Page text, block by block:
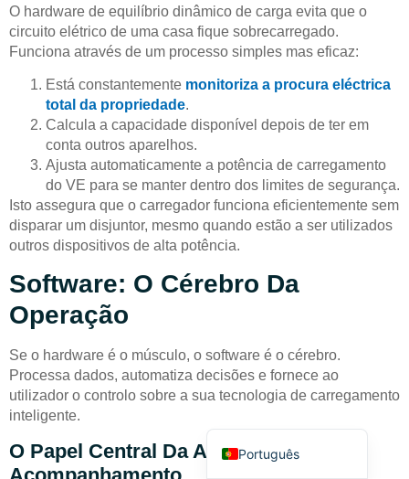
O hardware de equilíbrio dinâmico de carga evita que o
circuito elétrico de uma casa fique sobrecarregado.
Funciona através de um processo simples mas eficaz:
Está constantemente monitoriza a procura eléctrica
total da propriedade.
Calcula a capacidade disponível depois de ter em
conta outros aparelhos.
Ajusta automaticamente a potência de carregamento
do VE para se manter dentro dos limites de segurança.
Isto assegura que o carregador funciona eficientemente sem
disparar um disjuntor, mesmo quando estão a ser utilizados
outros dispositivos de alta potência.
Software: O Cérebro Da
Operação
Se o hardware é o músculo, o software é o cérebro.
Processa dados, automatiza decisões e fornece ao
utilizador o controlo sobre a sua tecnologia de carregamento
inteligente.
O Papel Central Da Aplicação De
Português
Español
Русский
Türkçe
Deutsch